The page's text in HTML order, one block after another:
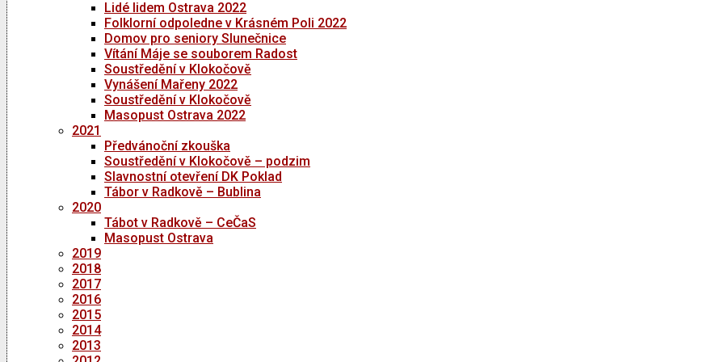
Lidé lidem Ostrava 2022
Folklorní odpoledne v Krásném Poli 2022
Domov pro seniory Slunečnice
Vítání Máje se souborem Radost
Soustředění v Klokočově
Vynášení Mařeny 2022
Soustředění v Klokočově
Masopust Ostrava 2022
2021
Předvánoční zkouška
Soustředění v Klokočově – podzim
Slavnostní otevření DK Poklad
Tábor v Radkově – Bublina
2020
Tábot v Radkově – CeČaS
Masopust Ostrava
2019
2018
2017
2016
2015
2014
2013